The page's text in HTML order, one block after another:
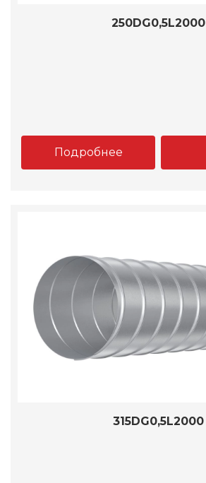
250DG0,5L2000
Подробнее
315DG0,5L2000